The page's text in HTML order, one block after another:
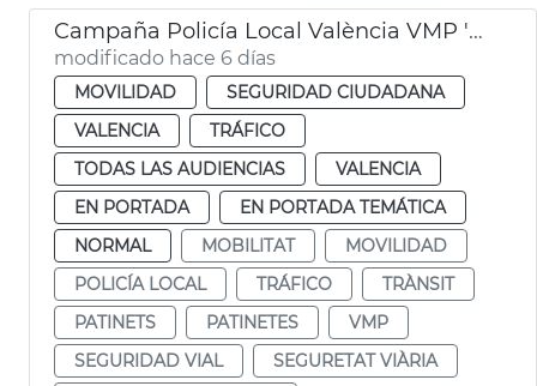
Campaña Policía Local València VMP 'Conecta con la vía'
modificado hace 6 días
MOVILIDAD
SEGURIDAD CIUDADANA
VALENCIA
TRÁFICO
TODAS LAS AUDIENCIAS
VALENCIA
EN PORTADA
EN PORTADA TEMÁTICA
NORMAL
MOBILITAT
MOVILIDAD
POLICÍA LOCAL
TRÁFICO
TRÀNSIT
PATINETS
PATINETES
VMP
SEGURIDAD VIAL
SEGURETAT VIÀRIA